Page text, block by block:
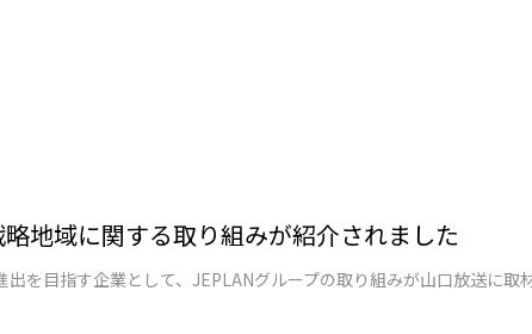
地域に関する取り組みが紹介されました